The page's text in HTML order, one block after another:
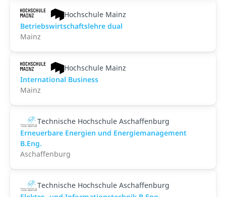
Hochschule Mainz
Betriebswirtschaftslehre dual
Mainz
Hochschule Mainz
International Business
Mainz
Technische Hochschule Aschaffenburg
Erneuerbare Energien und Energiemanagement
B.Eng.
Aschaffenburg
Technische Hochschule Aschaffenburg